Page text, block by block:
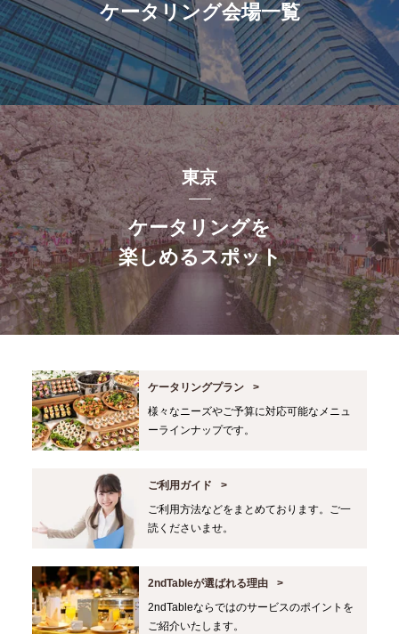
ケータリング会場一覧
東京
ケータリングを
楽しめるスポット
ケータリングプラン
様々なニーズやご予算に対応可能なメニュ
ーラインナップです。
ご利用ガイド
ご利用方法などをまとめております。ご一
読くださいませ。
2ndTableが選ばれる理由
2ndTableならではのサービスのポイントを
ご紹介いたします。